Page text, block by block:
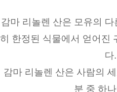
감마 리놀렌 산은 모유의
히 한정된 식물에서 얻어진
다.
감마 리놀렌 산은 사람의
분 중 하